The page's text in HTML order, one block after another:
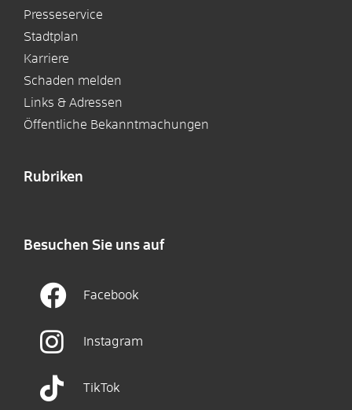
Presseservice
Stadtplan
Karriere
Schaden melden
Links & Adressen
Öffentliche Bekanntmachungen
Rubriken
Besuchen Sie uns auf
Facebook
Instagram
TikTok